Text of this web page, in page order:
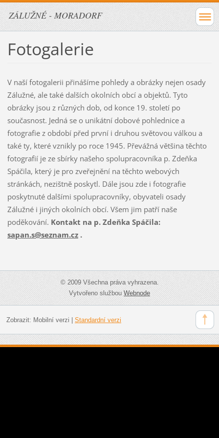
ZÁLUŽNÉ - MORADORF
Fotogalerie
V naší fotogalerii přinášíme pohledy a obrázky nejen osady
Zálužné, ale také dalších okolních obcí a objektů. Tyto
obrázky jsou z různých dob, od konce 19. století po
současnost. Jedná se o unikátní dobové pohlednice a
fotografie z období před první i druhou světovou válkou a
také ty, které vznikly po roce 1945. Převážná většina těchto
fotografií je ze sbírky našeho spolupracovníka p. Zdeňka
Spáčila, který je pro zveřejnění na těchto webových
stránkách, nezištně poskytl. Dále jsou zde i fotografie
poskytnuté dalšími spolupracovníky, obyvateli osady
Zálužné i jiných okolních obcí. Všem jim patří naše
poděkování. Kontakt na p. Zdeňka Spáčila:
sapan.s@seznam.cz.
© 2009 Všechna práva vyhrazena.
Vytvořeno službouWebnode
Zobrazit: Mobilní verzi Standardní verzi